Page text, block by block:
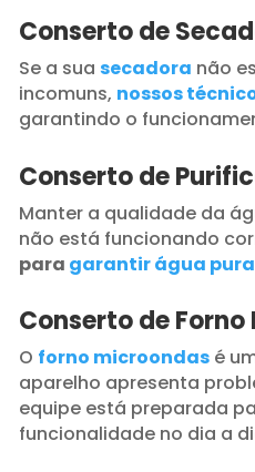
Conserto de
Se a suasecadora não
incomuns, nossos
garantindo o
Conserto de
Manter a qualidade da
não está funcionando
para garantir água
Conserto de
O forno microondas é
aparelho apresenta
equipe está preparada
funcionalidade no dia a